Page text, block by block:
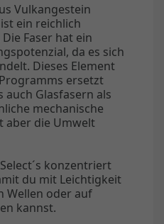
Vulkangestein
ein reichlich
Faser hat ein
da es sich
Dieses Element
ersetzt
Glasfasern als
mechanische
aber die Umwelt
konzentriert
du mit Leichtigkeit
Wellen oder auf
kannst.